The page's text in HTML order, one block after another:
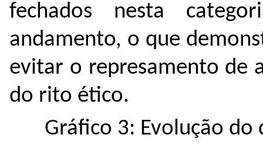
fechados nesta
andamento, o que
evitar o represamento de
do rito ético.
Gráfico 3: Evolução